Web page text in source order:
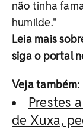
não tinha
humilde."
Leia mais
siga o portal
Veja também:
Prestes
de Xuxa,